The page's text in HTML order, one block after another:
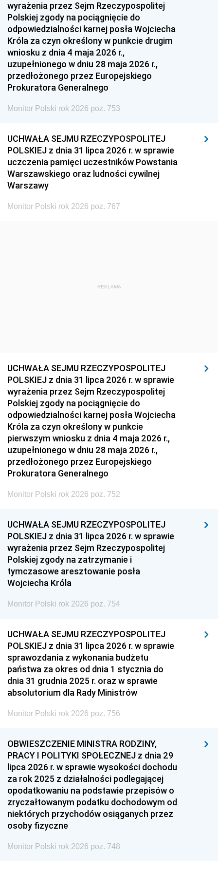
1951 1950 1949
1948 1947
1939 1938 1937
1936 1930
wyrażenia przez Sejm Rzeczypospolitej
Polskiej zgody na pociągnięcie do
odpowiedzialności karnej posła Wojciecha
Króla za czyn określony w punkcie drugim
wniosku z dnia 4 maja 2026 r.,
uzupełnionego w dniu 28 maja 2026 r.,
przedłożonego przez Europejskiego
Prokuratora Generalnego
Monitor Polski rok 2026 poz. 753
UCHWAŁA SEJMU RZECZYPOSPOLITEJ
POLSKIEJ z dnia 31 lipca 2026 r. w sprawie
uczczenia pamięci uczestników Powstania
Warszawskiego oraz ludności cywilnej
Warszawy
Monitor Polski rok 2026 poz. 767
REKLAMA
UCHWAŁA SEJMU RZECZYPOSPOLITEJ
POLSKIEJ z dnia 31 lipca 2026 r. w sprawie
wyrażenia przez Sejm Rzeczypospolitej
Polskiej zgody na pociągnięcie do
odpowiedzialności karnej posła Wojciecha
Króla za czyn określony w punkcie
pierwszym wniosku z dnia 4 maja 2026 r.,
uzupełnionego w dniu 28 maja 2026 r.,
przedłożonego przez Europejskiego
Prokuratora Generalnego
Monitor Polski rok 2026 poz. 752
UCHWAŁA SEJMU RZECZYPOSPOLITEJ
POLSKIEJ z dnia 31 lipca 2026 r. w sprawie
wyrażenia przez Sejm Rzeczypospolitej
Polskiej zgody na zatrzymanie i
tymczasowe aresztowanie posła
Wojciecha Króla
Monitor Polski rok 2026 poz. 754
UCHWAŁA SEJMU RZECZYPOSPOLITEJ
POLSKIEJ z dnia 31 lipca 2026 r. w sprawie
sprawozdania z wykonania budżetu
państwa za okres od dnia 1 stycznia do
dnia 31 grudnia 2025 r. oraz w sprawie
absolutorium dla Rady Ministrów
Monitor Polski rok 2026 poz. 756
OBWIESZCZENIE MINISTRA RODZINY,
PRACY I POLITYKI SPOŁECZNEJ z dnia 29
lipca 2026 r. w sprawie wysokości dochodu
za rok 2025 z działalności podlegającej
opodatkowaniu na podstawie przepisów o
zryczałtowanym podatku dochodowym od
niektórych przychodów osiąganych przez
osoby fizyczne
Monitor Polski rok 2026 poz. 748